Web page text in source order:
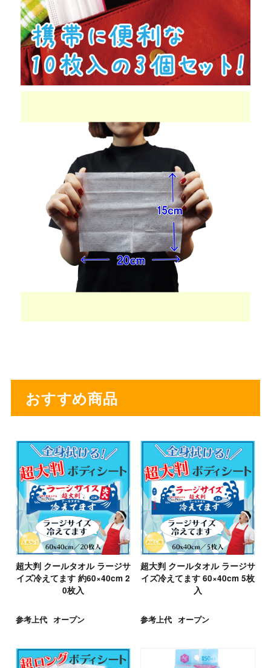
おすすめ商品
超大判 クールタオル ラージサ
イズ冷えてます 約60×40cm 2
0枚入
参考上代 オープン
超大判 クールタオル ラージサ
イズ冷えてます 60×40cm 5枚
入
参考上代 オープン